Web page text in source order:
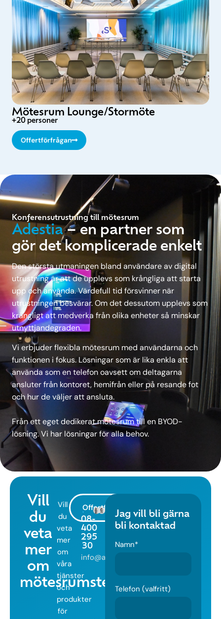
Mötesrum Lounge/Stormöte
+20 personer
Offertförfrågan
Konferensutrustning till mötesrum
Adestia– en partner som
gör det komplicerade enkelt
Den största utmaningen bland användare av digital
utrustning är att de upplevs som krångliga att starta
upp och använda. Värdefull tid försvinner när
utrustningen besvärar. Om det dessutom upplevs som
krångligt att medverka från olika enheter så minskar
utnyttjandegraden.
Vi erbjuder flexibla mötesrum med användarna och
funktionen i fokus. Lösningar som är lika enkla att
använda som en telefon oavsett om deltagarna
ansluter från kontoret, hemifrån eller på resande fot
och hur de väljer att ansluta.
Från ett eget dedikerat mötesrum till en BYOD-
lösning. Vi har lösningar för alla behov.
Vill
du
veta
mer
om
mötesrumsteknik?
Vill
du
veta
mer
om
våra
tjänster
och
produkter
för
Offertförfrågan
08-
400
295
30
info@adestia.se
Jag vill bli gärna
bli kontaktad
Namn*
Telefon (valfritt)